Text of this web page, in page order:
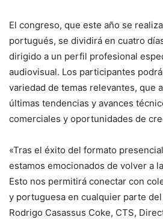
El congreso, que este año se
portugués, se dividirá en cuatro
dirigido a un perfil profesional
audiovisual. Los participantes
variedad de temas relevantes, que
últimas tendencias y avances
comerciales y oportunidades de
«Tras el éxito del formato
estamos emocionados de volver a
Esto nos permitirá conectar con
y portuguesa en cualquier parte
Rodrigo Casassus Coke, CTS,